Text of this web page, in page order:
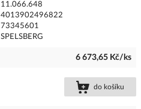
11.066.648
4013902496822
73345601
SPELSBERG
6 673,65 Kč/ks
do košíku